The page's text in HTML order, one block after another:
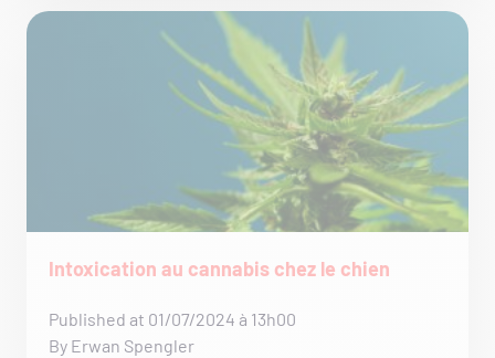
Intoxication au cannabis chez le chien
Published at 01/07/2024 à 13h00
By Erwan Spengler